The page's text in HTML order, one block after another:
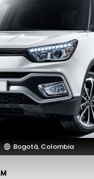
Bogotá, Colombia